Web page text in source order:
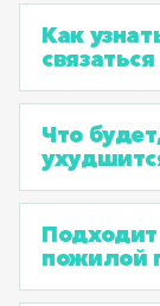
Как
Что
Подходит
пожилой